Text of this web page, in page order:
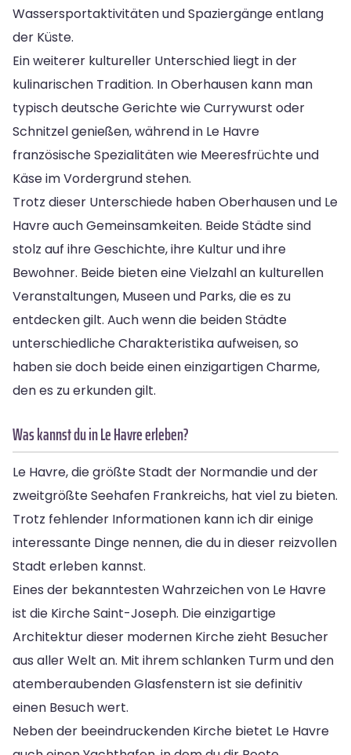
Wassersportaktivitäten und Spaziergänge entlang
der Küste.
Ein weiterer kultureller Unterschied liegt in der
kulinarischen Tradition. In Oberhausen kann man
typisch deutsche Gerichte wie Currywurst oder
Schnitzel genießen, während in Le Havre
französische Spezialitäten wie Meeresfrüchte und
Käse im Vordergrund stehen.
Trotz dieser Unterschiede haben Oberhausen und Le
Havre auch Gemeinsamkeiten. Beide Städte sind
stolz auf ihre Geschichte, ihre Kultur und ihre
Bewohner. Beide bieten eine Vielzahl an kulturellen
Veranstaltungen, Museen und Parks, die es zu
entdecken gilt. Auch wenn die beiden Städte
unterschiedliche Charakteristika aufweisen, so
haben sie doch beide einen einzigartigen Charme,
den es zu erkunden gilt.
Was kannst du in Le Havre erleben?
Le Havre, die größte Stadt der Normandie und der
zweitgrößte Seehafen Frankreichs, hat viel zu bieten.
Trotz fehlender Informationen kann ich dir einige
interessante Dinge nennen, die du in dieser reizvollen
Stadt erleben kannst.
Eines der bekanntesten Wahrzeichen von Le Havre
ist die Kirche Saint-Joseph. Die einzigartige
Architektur dieser modernen Kirche zieht Besucher
aus aller Welt an. Mit ihrem schlanken Turm und den
atemberaubenden Glasfenstern ist sie definitiv
einen Besuch wert.
Neben der beeindruckenden Kirche bietet Le Havre